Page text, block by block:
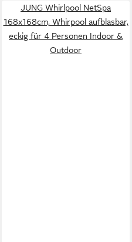
JUNG Whirlpool NetSpa
168x168cm, Whirpool aufblasbar,
eckig für 4 Personen Indoor &
Outdoor